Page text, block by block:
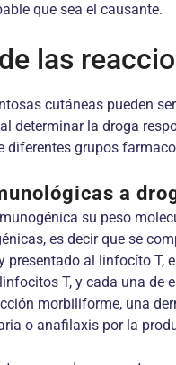
que sea el causante.
las
cutáneas pueden
determinar la droga
diferentes grupos
a
su peso
es decir que se
presentado al linfocíto
T, y cada una de
morbiliforme, una
o anafilaxis por la